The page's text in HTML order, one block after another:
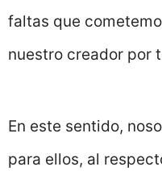
faltas que
nuestro creador por
En este sentido,
para ellos, al